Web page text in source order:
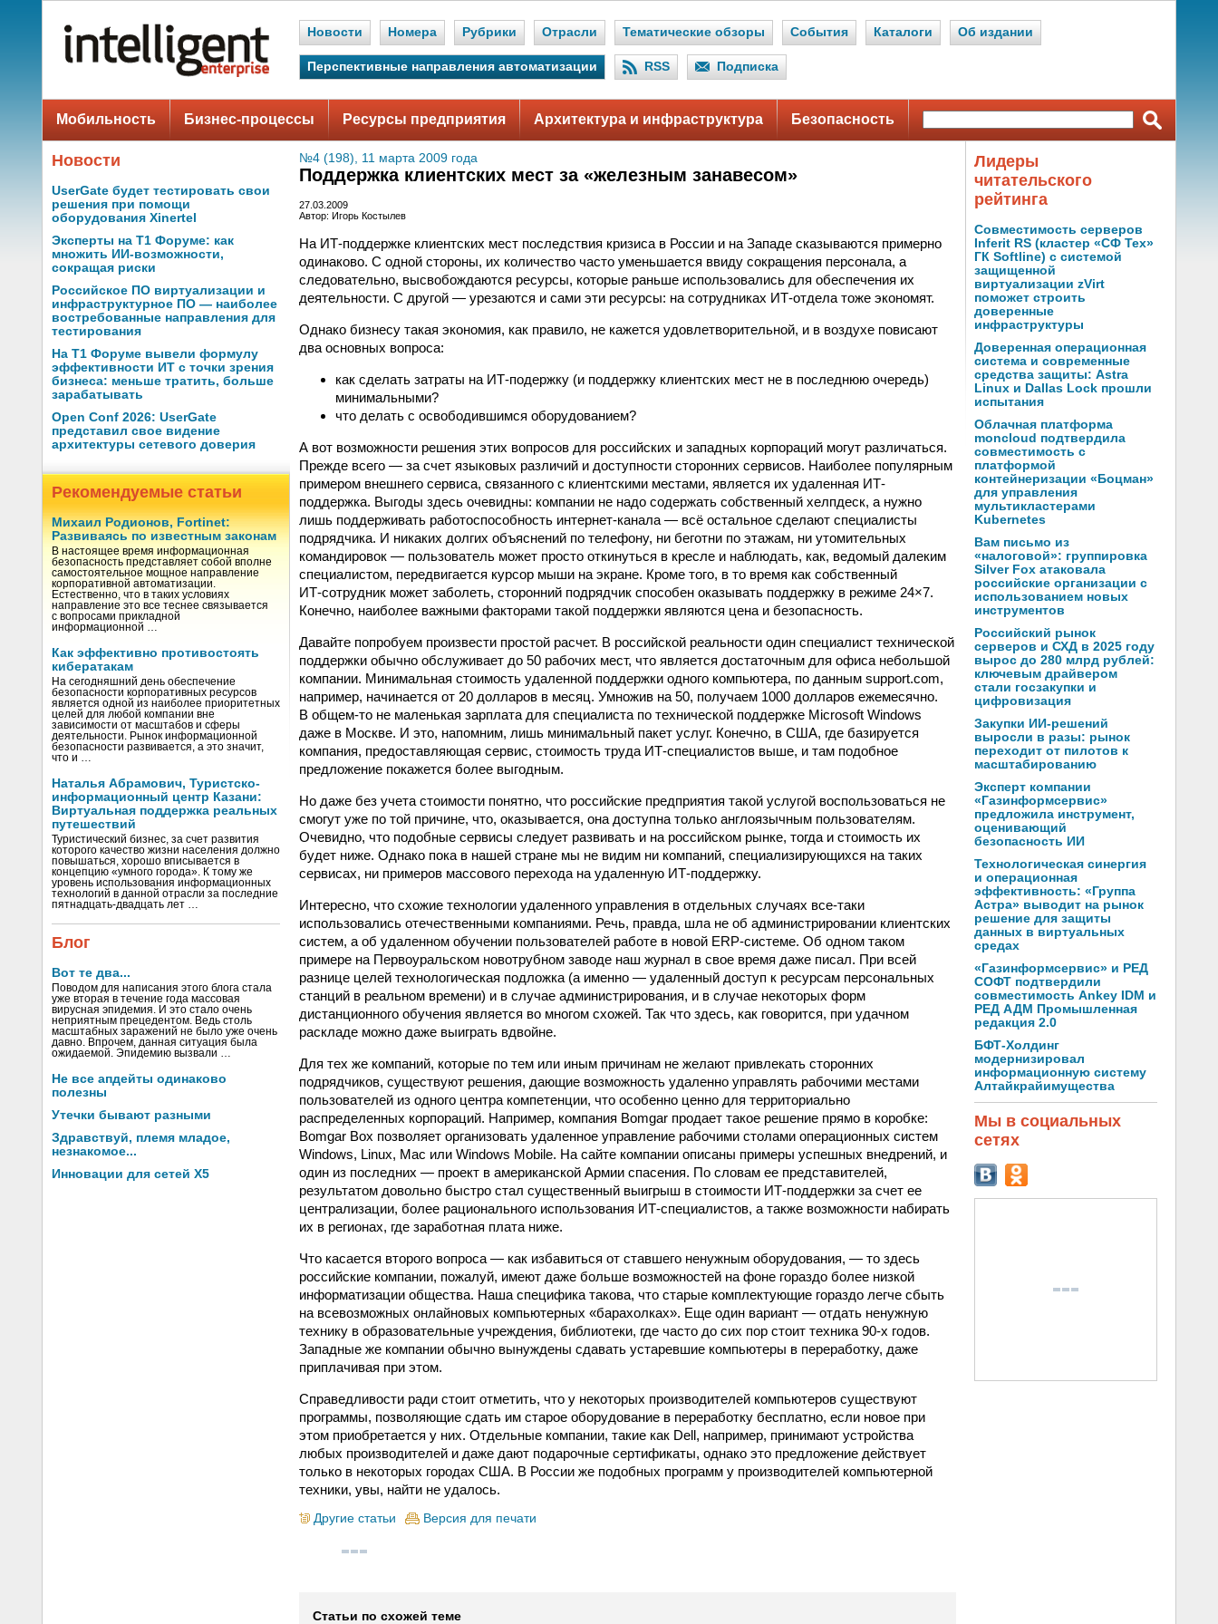
Новости Номера Рубрики Отрасли Тематические обзоры События Каталоги Об издании
Перспективные направления автоматизации RSS Подписка
Мобильность Бизнес-процессы Ресурсы предприятия Архитектура и инфраструктура Безопасность
Новости
UserGate будет тестировать свои
решения при помощи
оборудования Xinertel
Эксперты на Т1 Форуме: как
множить ИИ-возможности,
сокращая риски
Российское ПО виртуализации и
инфраструктурное ПО — наиболее
востребованные направления для
тестирования
На Т1 Форуме вывели формулу
эффективности ИТ с точки зрения
бизнеса: меньше тратить, больше
зарабатывать
Open Conf 2026: UserGate
представил свое видение
архитектуры сетевого доверия
Рекомендуемые статьи
Михаил Родионов, Fortinet:
Развиваясь по известным законам
В настоящее время информационная
безопасность представляет собой вполне
самостоятельное мощное направление
корпоративной автоматизации.
Естественно, что в таких условиях
направление это все теснее связывается
с вопросами прикладной
информационной …
Как эффективно противостоять
кибератакам
На сегодняшний день обеспечение
безопасности корпоративных ресурсов
является одной из наиболее приоритетных
целей для любой компании вне
зависимости от масштабов и сферы
деятельности. Рынок информационной
безопасности развивается, а это значит,
что и …
Наталья Абрамович, Туристско-
информационный центр Казани:
Виртуальная поддержка реальных
путешествий
Туристический бизнес, за счет развития
которого качество жизни населения должно
повышаться, хорошо вписывается в
концепцию «умного города». К тому же
уровень использования информационных
технологий в данной отрасли за последние
пятнадцать-двадцать лет …
Блог
Вот те два...
Поводом для написания этого блога стала
уже вторая в течение года массовая
вирусная эпидемия. И это стало очень
неприятным прецедентом. Ведь столь
масштабных заражений не было уже очень
давно. Впрочем, данная ситуация была
ожидаемой. Эпидемию вызвали …
Не все апдейты одинаково
полезны
Утечки бывают разными
Здравствуй, племя младое,
незнакомое...
Инновации для сетей X5
№4 (198), 11 марта 2009 года
Поддержка клиентских мест за «железным занавесом»
27.03.2009
Автор: Игорь Костылев
На ИТ-поддержке клиентских мест последствия кризиса в России и на Западе сказываются примерно
одинаково. С одной стороны, их количество часто уменьшается ввиду сокращения персонала, а
следовательно, высвобождаются ресурсы, которые раньше использовались для обеспечения их
деятельности. С другой — урезаются и сами эти ресурсы: на сотрудниках ИТ-отдела тоже экономят.
Однако бизнесу такая экономия, как правило, не кажется удовлетворительной, и в воздухе повисают
два основных вопроса:
как сделать затраты на ИТ-подержку (и поддержку клиентских мест не в последнюю очередь)
минимальными?
что делать с освободившимся оборудованием?
А вот возможности решения этих вопросов для российских и западных корпораций могут различаться.
Прежде всего — за счет языковых различий и доступности сторонних сервисов. Наиболее популярным
примером внешнего сервиса, связанного с клиентскими местами, является их удаленная ИТ-
поддержка. Выгоды здесь очевидны: компании не надо содержать собственный хелпдеск, а нужно
лишь поддерживать работоспособность интернет‑канала — всё остальное сделают специалисты
подрядчика. И никаких долгих объяснений по телефону, ни беготни по этажам, ни утомительных
командировок — пользователь может просто откинуться в кресле и наблюдать, как, ведомый далеким
специалистом, передвигается курсор мыши на экране. Кроме того, в то время как собственный
ИТ‑сотрудник может заболеть, сторонний подрядчик способен оказывать поддержку в режиме 24×7.
Конечно, наиболее важными факторами такой поддержки являются цена и безопасность.
Давайте попробуем произвести простой расчет. В россий­ской реальности один специалист технической
поддержки обычно обслуживает до 50 рабочих мест, что является достаточным для офиса небольшой
компании. Минимальная стоимость удаленной поддержки одного компьютера, по данным support.com,
например, начинается от 20 долларов в месяц. Умножив на 50, получаем 1000 долларов ежемесячно.
В общем‑то не маленькая зарплата для специалиста по технической поддержке Microsoft Windows
даже в Москве. И это, напомним, лишь минимальный пакет услуг. Конечно, в США, где базируется
компания, предоставляющая сервис, стоимость труда ИТ‑специалистов выше, и там подобное
предложение покажется более выгодным.
Но даже без учета стоимости понятно, что российские предприятия такой услугой воспользоваться не
смогут уже по той причине, что, оказывается, она доступна только англоязычным пользователям.
Очевидно, что подобные сервисы следует развивать и на российском рынке, тогда и стоимость их
будет ниже. Однако пока в нашей стране мы не видим ни компаний, специализирующихся на таких
сервисах, ни примеров массового перехода на удаленную ИТ-поддержку.
Интересно, что схожие технологии удаленного управления в отдельных случаях все‑таки
использовались отечественными компаниями. Речь, правда, шла не об админист­рировании клиентских
систем, а об удаленном обучении пользователей работе в новой ERP‑системе. Об одном таком
примере на Первоуральском новотрубном заводе наш журнал в свое время даже писал. При всей
разнице целей технологическая подложка (а именно — удаленный доступ к ресурсам персональных
станций в реальном времени) и в случае администрирования, и в случае некоторых форм
дистанционного обучения является во многом схожей. Так что здесь, как говорится, при удачном
раскладе можно даже выиграть вдвойне.
Для тех же компаний, которые по тем или иным причинам не желают привлекать сторонних
подрядчиков, существуют решения, дающие возможность удаленно управлять рабочими местами
пользователей из одного центра компетенции, что особенно ценно для территориально
распределенных корпораций. Например, компания Bomgar продает такое решение прямо в коробке:
Bomgar Box позволяет организовать удаленное управление рабочими столами операционных систем
Windows, Linux, Mac или Windows Mobile. На сайте компании описаны примеры успешных внедрений, и
один из последних — проект в американской Армии спасения. По словам ее представителей,
результатом довольно быстро стал существенный выигрыш в стоимости ИТ-поддержки за счет ее
централизации, более рационального использования ИТ‑специалистов, а также возможности набирать
их в регионах, где заработная плата ниже.
Что касается второго вопроса — как избавиться от ставшего ненужным оборудования, — то здесь
российские компании, пожалуй, имеют даже больше возможностей на фоне гораздо более низкой
информатизации общества. Наша специфика такова, что старые комплектующие гораздо легче сбыть
на всевозможных онлайновых компьютерных «барахолках». Еще один вариант — отдать ненужную
технику в образовательные учреждения, библиотеки, где часто до сих пор стоит техника 90‑х годов.
Западные же компании обычно вынуждены сдавать устаревшие компьютеры в переработку, даже
приплачивая при этом.
Справедливости ради стоит отметить, что у некоторых производителей компьютеров существуют
программы, позволяющие сдать им старое оборудование в переработку бесплатно, если новое при
этом приобретается у них. Отдельные компании, такие как Dell, например, принимают устройства
любых производителей и даже дают подарочные сертификаты, однако это предложение действует
только в некоторых городах США. В России же подобных программ у производителей компьютерной
техники, увы, найти не удалось.
Другие статьи Версия для печати
Статьи по схожей теме
Лидеры
читательского
рейтинга
Совместимость серверов
Inferit RS (кластер «СФ Тех»
ГК Softline) с системой
защищенной
виртуализации zVirt
поможет строить
доверенные
инфраструктуры
Доверенная операционная
система и современные
средства защиты: Astra
Linux и Dallas Lock прошли
испытания
Облачная платформа
moncloud подтвердила
совместимость с
платформой
контейнеризации «Боцман»
для управления
мультикластерами
Kubernetes
Вам письмо из
«налоговой»: группировка
Silver Fox атаковала
российские организации с
использованием новых
инструментов
Российский рынок
серверов и СХД в 2025 году
вырос до 280 млрд рублей:
ключевым драйвером
стали госзакупки и
цифровизация
Закупки ИИ-решений
выросли в разы: рынок
переходит от пилотов к
масштабированию
Эксперт компании
«Газинформсервис»
предложила инструмент,
оценивающий
безопасность ИИ
Технологическая синергия
и операционная
эффективность: «Группа
Астра» выводит на рынок
решение для защиты
данных в виртуальных
средах
«Газинформсервис» и РЕД
СОФТ подтвердили
совместимость Ankey IDM и
РЕД АДМ Промышленная
редакция 2.0
БФТ-Холдинг
модернизировал
информационную систему
Алтайкрайимущества
Мы в социальных
сетях